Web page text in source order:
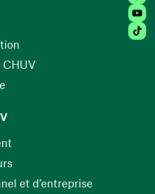
nouvelle fenêtre)
(ouvre une nouvelle
CHUV(ouvre une nouvelle
(ouvre une nouvelle fenêtre)
et d’entreprise